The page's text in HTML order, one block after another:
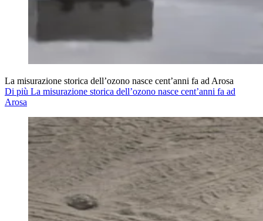
La misurazione storica dell’ozono nasce cent’anni fa ad Arosa
Di più La misurazione storica dell’ozono nasce cent’anni fa ad
Arosa